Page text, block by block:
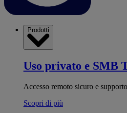
Prodotti
Uso privato e SMB
Accesso remoto sicuro e
Scopri di più